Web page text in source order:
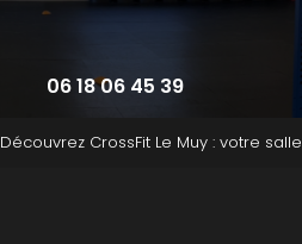
06 18 06 45 39
Découvrez CrossFit Le Muy : votre